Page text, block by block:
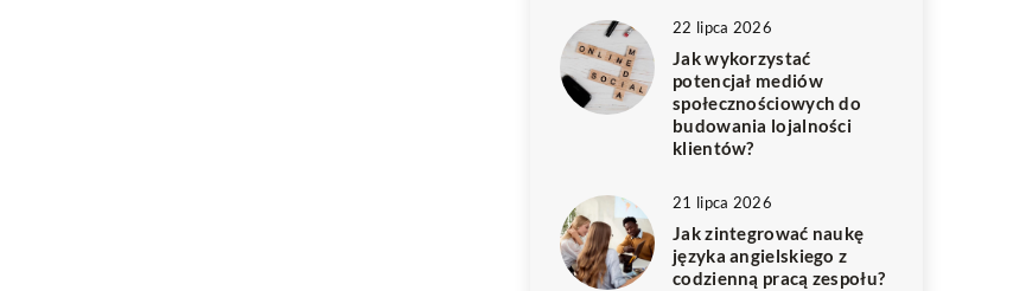
22 lipca 2026
Jak wykorzystać
potencjał mediów
społecznościowych do
budowania lojalności
klientów?
21 lipca 2026
Jak zintegrować naukę
języka angielskiego z
codzienną pracą zespołu?